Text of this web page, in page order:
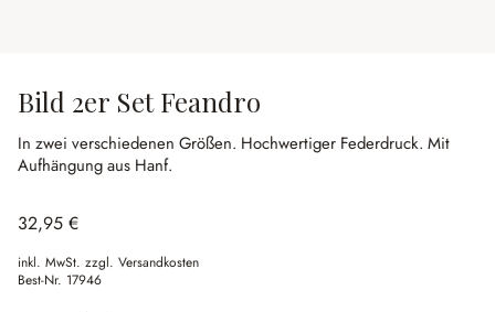
Bild 2er Set Feandro
In zwei verschiedenen Größen. Hochwertiger Federdruck. Mit
Aufhängung aus Hanf.
32,95 €
inkl. MwSt. zzgl. Versandkosten
Best-Nr. 17946